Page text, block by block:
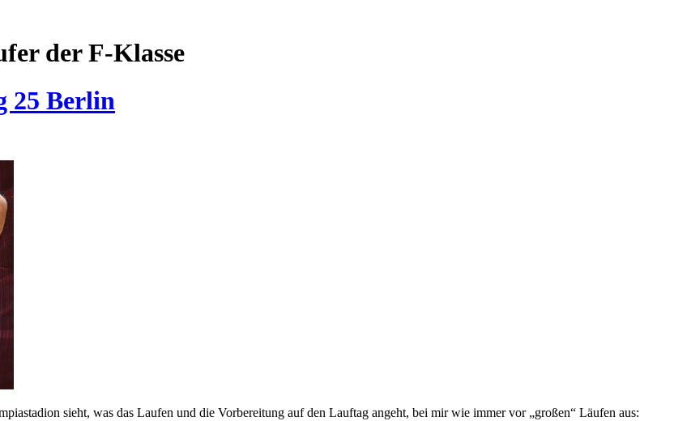
der F-Klasse
25 Berlin
sieht, was das Laufen und die Vorbereitung auf den Lauftag angeht, bei mir wie immer vor „großen“ Läufen aus: